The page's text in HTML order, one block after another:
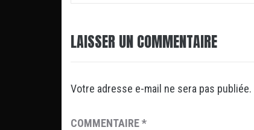
LAISSER UN COMMENTAIRE
Votre adresse e-mail ne sera pas publiée.
COMMENTAIRE*